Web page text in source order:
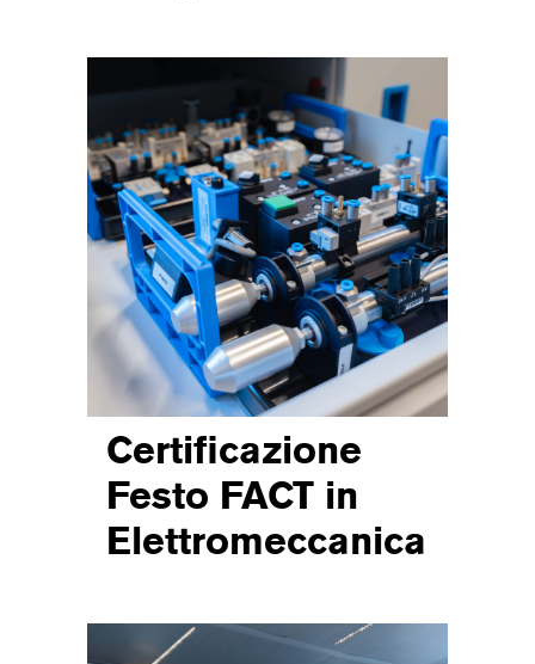
Certificazione
Festo FACT in
Elettromeccanica